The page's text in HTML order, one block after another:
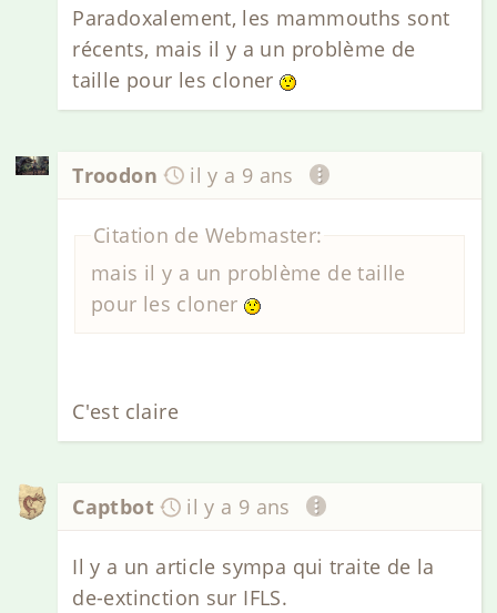
Paradoxalement, les mammouths sont
récents, mais il y a un problème de
taille pour les cloner
Troodon il y a 9 ans
Citation de Webmaster:
mais il y a un problème de taille
pour les cloner
C'est claire
Captbot il y a 9 ans
Il y a un article sympa qui traite de la
de-extinction sur IFLS.